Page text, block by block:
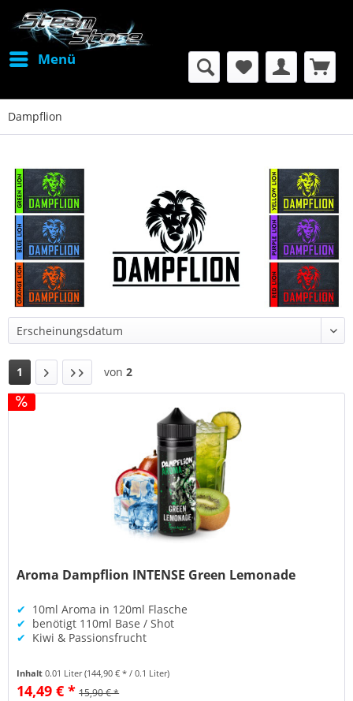
Menü
Dampflion
1 von 2
Aroma Dampflion INTENSE Green Lemonade
✔ 10ml Aroma in 120ml Flasche
✔ benötigt 110ml Base / Shot
✔ Kiwi & Passionsfrucht
Inhalt0.01 Liter(144,90 € * / 0.1 Liter)
14,49 € * 15,90 € *